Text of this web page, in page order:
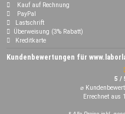
Kauf auf Rechnung
PayPal
Lastschrift
Überweisung (3% Rabatt)
Kreditkarte
Kundenbewertungen für
5 /
⌀
Errechnet aus